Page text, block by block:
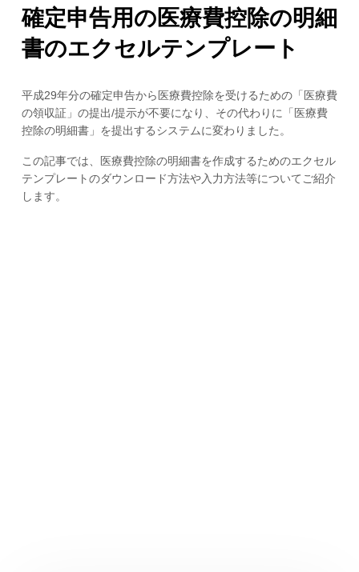
確定申告用の医療費控除の明細
書のエクセルテンプレート
平成29年分の確定申告から医療費控除を受けるための「医療費
の領収証」の提出/提示が不要になり、その代わりに「医療費
控除の明細書」を提出するシステムに変わりました。
この記事では、医療費控除の明細書を作成するためのエクセル
テンプレートのダウンロード方法や入力方法等についてご紹介
します。